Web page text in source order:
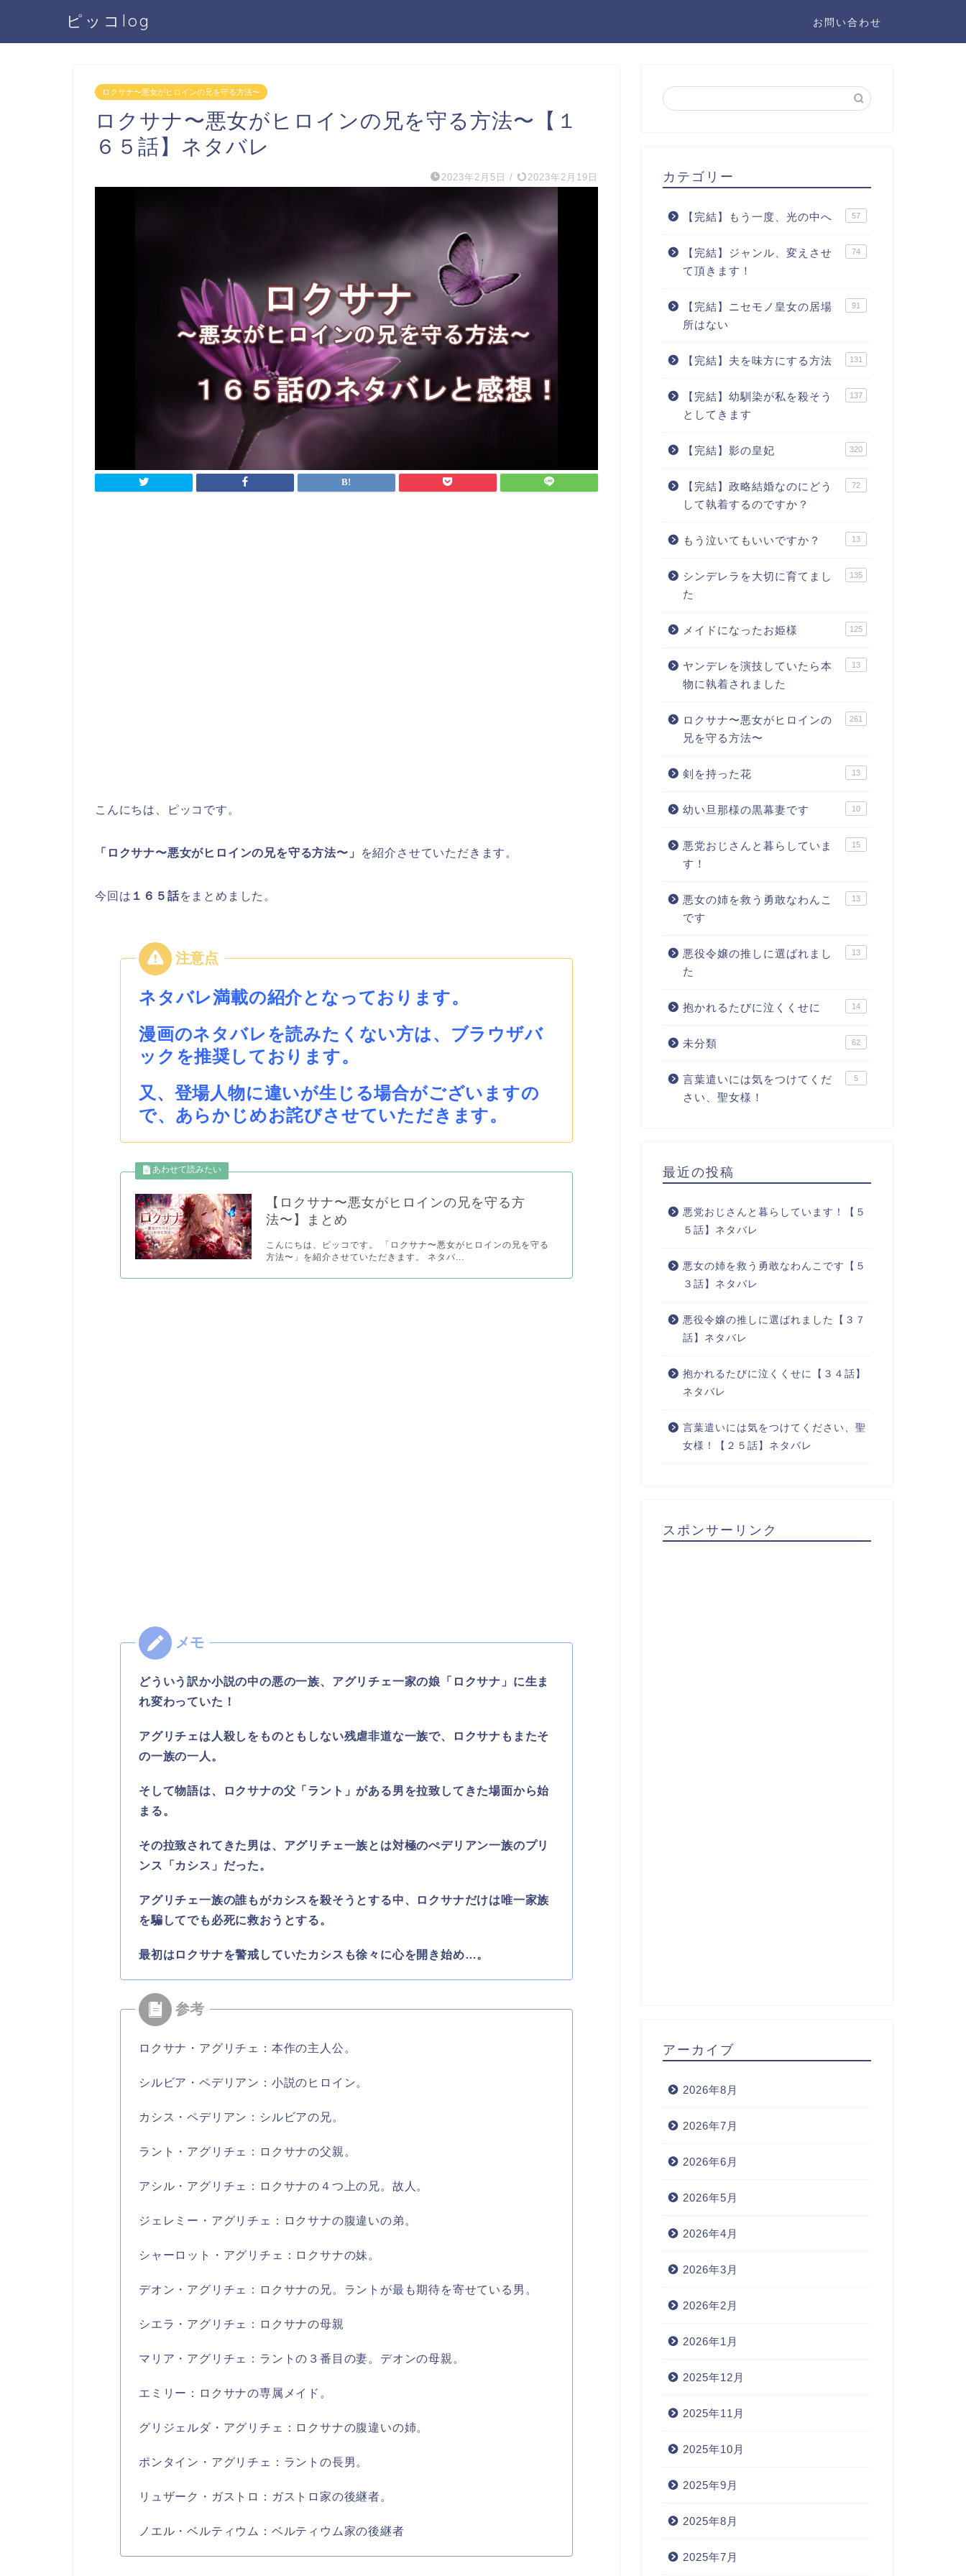
ピッコlog お問い合わせ
ロクサナ〜悪女がヒロインの兄を守る方法〜
ロクサナ〜悪女がヒロインの兄を守る方法〜【１
６５話】ネタバレ
2023年2月5日 / 2023年2月19日
こんにちは、ピッコです。
「ロクサナ〜悪女がヒロインの兄を守る方法〜」 を紹介させていただきます。
今回は １６５ 話をまとめました。
ネタバレ満載の紹介となっております。
漫画のネタバレを読みたくない方は、ブラウザバ
ックを推奨しております。
又、登場人物に違いが生じる場合がございますの
で、あらかじめお詫びさせていただきます。
【ロクサナ〜悪女がヒロインの兄を守る方
法〜】まとめ
こんにちは、ピッコです。 「ロクサナ〜悪女がヒロインの兄を守る
方法〜」を紹介させていただきます。 ネタバ...
どういう訳か小説の中の悪の一族、アグリチェ一家の娘「ロクサナ」に生ま
れ変わっていた！
アグリチェは人殺しをものともしない残虐非道な一族で、ロクサナもまたそ
の一族の一人。
そして物語は、ロクサナの父「ラント」がある男を拉致してきた場面から始
まる。
その拉致されてきた男は、アグリチェ一族とは対極のぺデリアン一族のプリ
ンス「カシス」だった。
アグリチェ一族の誰もがカシスを殺そうとする中、ロクサナだけは唯一家族
を騙してでも必死に救おうとする。
最初はロクサナを警戒していたカシスも徐々に心を開き始め…。
ロクサナ・アグリチェ：本作の主人公。
シルビア・ペデリアン：小説のヒロイン。
カシス・ペデリアン：シルビアの兄。
ラント・アグリチェ：ロクサナの父親。
アシル・アグリチェ：ロクサナの４つ上の兄。故人。
ジェレミー・アグリチェ：ロクサナの腹違いの弟。
シャーロット・アグリチェ：ロクサナの妹。
デオン・アグリチェ：ロクサナの兄。ラントが最も期待を寄せている男。
シエラ・アグリチェ：ロクサナの母親
マリア・アグリチェ：ラントの３番目の妻。デオンの母親。
エミリー：ロクサナの専属メイド。
グリジェルダ・アグリチェ：ロクサナの腹違いの姉。
ポンタイン・アグリチェ：ラントの長男。
リュザーク・ガストロ：ガストロ家の後継者。
ノエル・ベルティウム：ベルティウム家の後継者
カテゴリー
【完結】もう一度、光の中へ 57
【完結】ジャンル、変えさせ
て頂きます！
74
【完結】ニセモノ皇女の居場
所はない
91
【完結】夫を味方にする方法 131
【完結】幼馴染が私を殺そう
としてきます
137
【完結】影の皇妃 320
【完結】政略結婚なのにどう
して執着するのですか？
72
もう泣いてもいいですか？ 13
シンデレラを大切に育てまし
た
135
メイドになったお姫様 125
ヤンデレを演技していたら本
物に執着されました
13
ロクサナ〜悪女がヒロインの
兄を守る方法〜
261
剣を持った花 13
幼い旦那様の黒幕妻です 10
悪党おじさんと暮らしていま
す！
15
悪女の姉を救う勇敢なわんこ
です
13
悪役令嬢の推しに選ばれまし
た
13
抱かれるたびに泣くくせに 14
未分類 62
言葉遣いには気をつけてくだ
さい、聖女様！
5
最近の投稿
悪党おじさんと暮らしています！【５
５話】ネタバレ
悪女の姉を救う勇敢なわんこです【５
３話】ネタバレ
悪役令嬢の推しに選ばれました【３７
話】ネタバレ
抱かれるたびに泣くくせに【３４話】
ネタバレ
言葉遣いには気をつけてください、聖
女様！【２５話】ネタバレ
スポンサーリンク
アーカイブ
2026年8月
2026年7月
2026年6月
2026年5月
2026年4月
2026年3月
2026年2月
2026年1月
2025年12月
2025年11月
2025年10月
2025年9月
2025年8月
2025年7月